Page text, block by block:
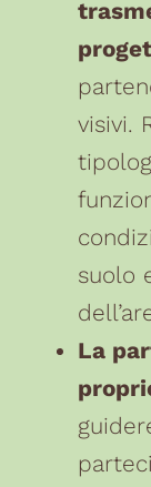
visivi.
suolo
La